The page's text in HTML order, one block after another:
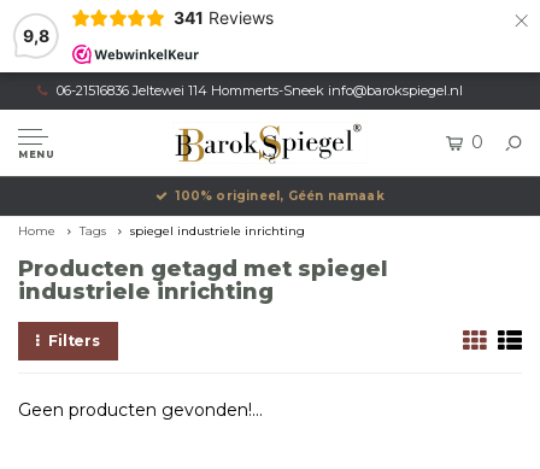
9,8
341 Reviews ×
06-21516836 Jeltewei 114 Hommerts-Sneek info@barokspiegel.nl
MENU
0
100% origineel, Géén namaak
Home Tags spiegel industriele inrichting
Producten getagd met spiegel
industriele inrichting
Filters
Geen producten gevonden!...